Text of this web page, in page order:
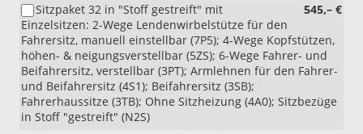
mit
4X1
und
4RB)
545,– €
Sitzpaket 32 in "Stoff gestreift" mit
Einzelsitzen: 2-Wege Lendenwirbelstütze für den
Fahrersitz, manuell einstellbar (7P5); 4-Wege Kopfstützen,
höhen- & neigungsverstellbar (5ZS); 6-Wege Fahrer- und
Beifahrersitz, verstellbar (3PT); Armlehnen für den Fahrer-
und Beifahrersitz (4S1); Beifahrersitz (3SB);
Fahrerhaussitze (3TB); Ohne Sitzheizung (4A0); Sitzbezüge
in Stoff "gestreift" (N2S)